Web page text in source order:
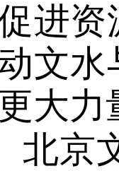
进资
文水
大力
北京